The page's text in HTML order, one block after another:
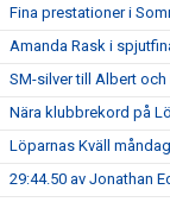
Fina prestationer i
Amanda Rask i
SM-silver till Albert och
Nära klubbrekord på
Löparnas Kväll
29:44.50 av Jonathan